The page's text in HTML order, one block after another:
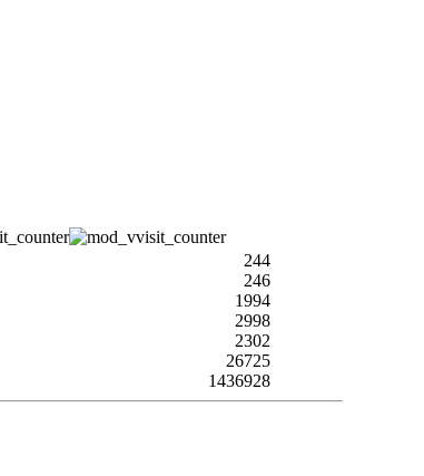
244
246
1994
2998
2302
26725
1436928